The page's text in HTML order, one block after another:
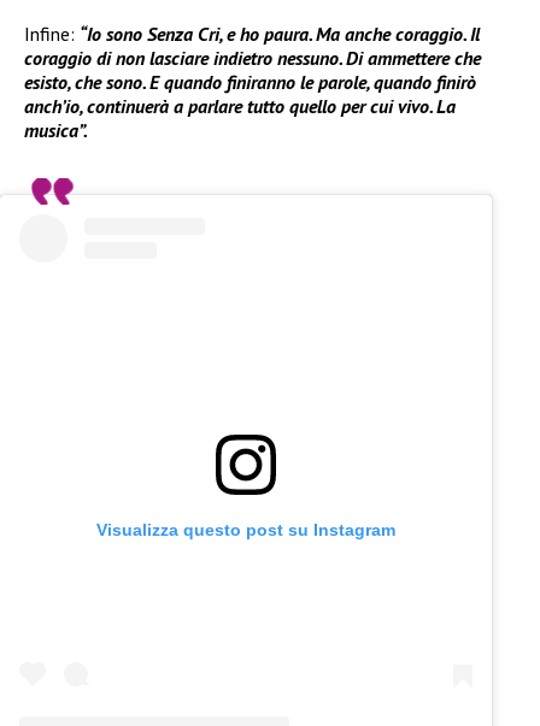
Infine: “Io sono Senza Cri, e ho paura. Ma anche coraggio. Il
coraggio di non lasciare indietro nessuno. Di ammettere che
esisto, che sono. E quando finiranno le parole, quando finirò
anch’io, continuerà a parlare tutto quello per cui vivo. La
musica”.
Visualizza questo post su Instagram